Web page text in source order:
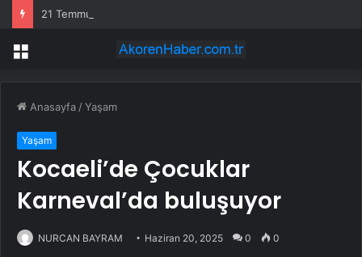
Menü
Anasayfa /Yaşam
Yaşam
Kocaeli’de Çocuklar
Karneval’da buluşuyor
NURCAN BAYRAM Haziran 20, 2025 0 0